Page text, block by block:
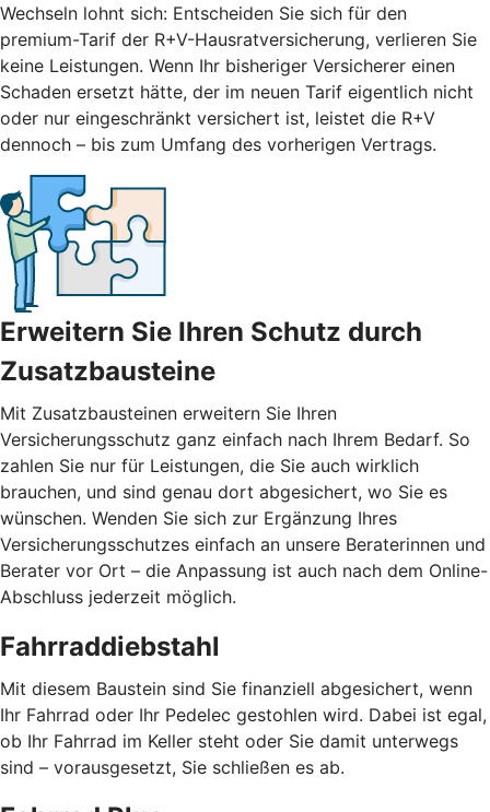
Wechseln lohnt sich: Entscheiden Sie sich für den
premium-Tarif der R+V-Hausratversicherung, verlieren Sie
keine Leistungen. Wenn Ihr bisheriger Versicherer einen
Schaden ersetzt hätte, der im neuen Tarif eigentlich nicht
oder nur eingeschränkt versichert ist, leistet die R+V
dennoch – bis zum Umfang des vorherigen Vertrags.
Erweitern Sie Ihren Schutz durch
Zusatzbausteine
Mit Zusatzbausteinen erweitern Sie Ihren
Versicherungsschutz ganz einfach nach Ihrem Bedarf. So
zahlen Sie nur für Leistungen, die Sie auch wirklich
brauchen, und sind genau dort abgesichert, wo Sie es
wünschen. Wenden Sie sich zur Ergänzung Ihres
Versicherungsschutzes einfach an unsere Beraterinnen und
Berater vor Ort – die Anpassung ist auch nach dem Online-
Abschluss jederzeit möglich.
Fahrraddiebstahl
Mit diesem Baustein sind Sie finanziell abgesichert, wenn
Ihr Fahrrad oder Ihr Pedelec gestohlen wird. Dabei ist egal,
ob Ihr Fahrrad im Keller steht oder Sie damit unterwegs
sind – vorausgesetzt, Sie schließen es ab.